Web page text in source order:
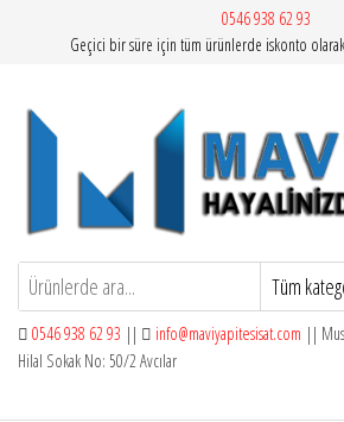
0546 938 62 93
Geçici bir süre için tüm ürünlerde iskonto olarak
Mavi Yapı | Vitra Artema
0546 938 62 93 || info@maviyapitesisat.com ||
Hilal Sokak No: 50/2 Avcılar